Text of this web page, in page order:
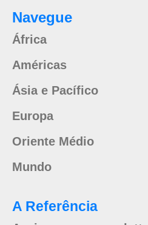
Navegue
África
Américas
Ásia e Pacífico
Europa
Oriente Médio
Mundo
A Referência